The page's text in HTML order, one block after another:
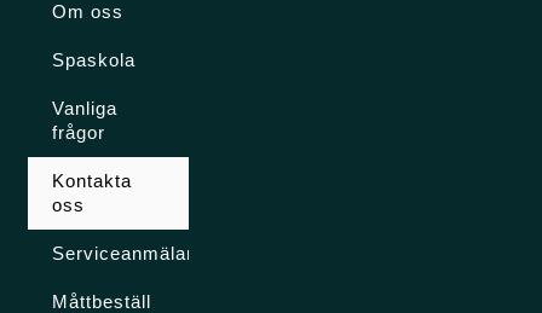
Om oss
Spaskola
Vanliga
frågor
Kontakta
oss
Serviceanmälan
Måttbeställ